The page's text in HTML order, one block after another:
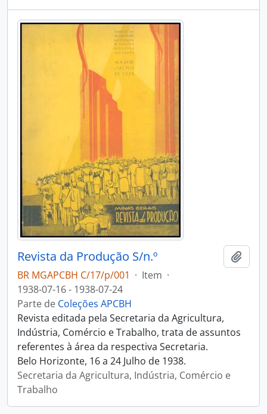
Revista da Produção S/n.º
BR MGAPCBH C/17/p/001 · Item ·
1938-07-16 - 1938-07-24
Parte de Coleções APCBH
Revista editada pela Secretaria da Agricultura,
Indústria, Comércio e Trabalho, trata de assuntos
referentes à área da respectiva Secretaria.
Belo Horizonte, 16 a 24 Julho de 1938.
Secretaria da Agricultura, Indústria, Comércio e
Trabalho